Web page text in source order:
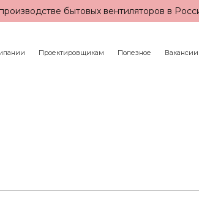
бытовых вентиляторов в
Проектировщикам Полезное Вакансии